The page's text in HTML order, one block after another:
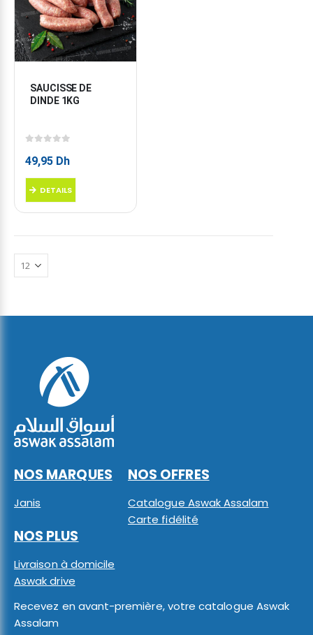
SAUCISSE DE
DINDE 1KG
49,95 Dh
DETAILS
NOS MARQUES
Janis
NOS OFFRES
Catalogue Aswak Assalam
Carte fidélité
NOS PLUS
Livraison à domicile
Aswak drive
Recevez en avant-première, votre catalogue Aswak
Assalam